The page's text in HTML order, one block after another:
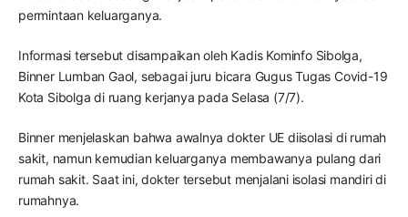
permintaan keluarganya.
Informasi tersebut disampaikan oleh Kadis Kominfo Sibolga,
Binner Lumban Gaol, sebagai juru bicara Gugus Tugas Covid-19
Kota Sibolga di ruang kerjanya pada Selasa (7/7).
Binner menjelaskan bahwa awalnya dokter UE diisolasi di rumah
sakit, namun kemudian keluarganya membawanya pulang dari
rumah sakit. Saat ini, dokter tersebut menjalani isolasi mandiri di
rumahnya.